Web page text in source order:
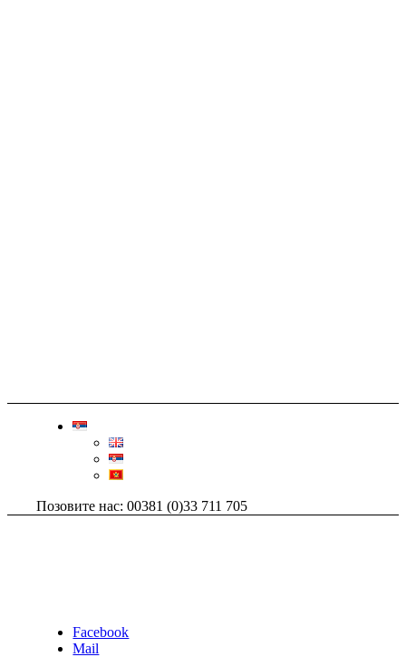
Позовите нас: 00381 (0)33 711 705
Facebook
Mail